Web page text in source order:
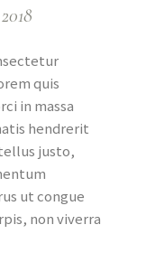
quis
in massa
hendrerit
justo,
ut congue
non viverra